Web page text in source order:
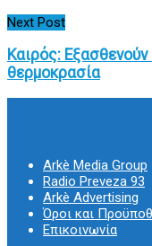
Next Post
Καιρός: Εξασθενούν
θερμοκρασία
Arkè Media Group
Radio Preveza 93
Arkè Advertising
Όροι και
Επικοινωνία